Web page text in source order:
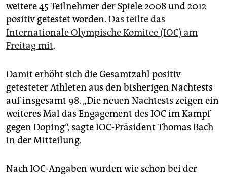
abo
genossenschaft
epaper login
weitere 45 Teilnehmer der Spiele 2008 und 2012
positiv getestet worden. Das teilte das
Internationale Olympische Komitee (IOC) am
Freitag mit.
Damit erhöht sich die Gesamtzahl positiv
getesteter Athleten aus den bisherigen Nachtests
auf insgesamt 98. „Die neuen Nachtests zeigen ein
weiteres Mal das Engagement des IOC im Kampf
gegen Doping“, sagte IOC-Präsident Thomas Bach
in der Mitteilung.
Nach IOC-Angaben wurden wie schon bei der